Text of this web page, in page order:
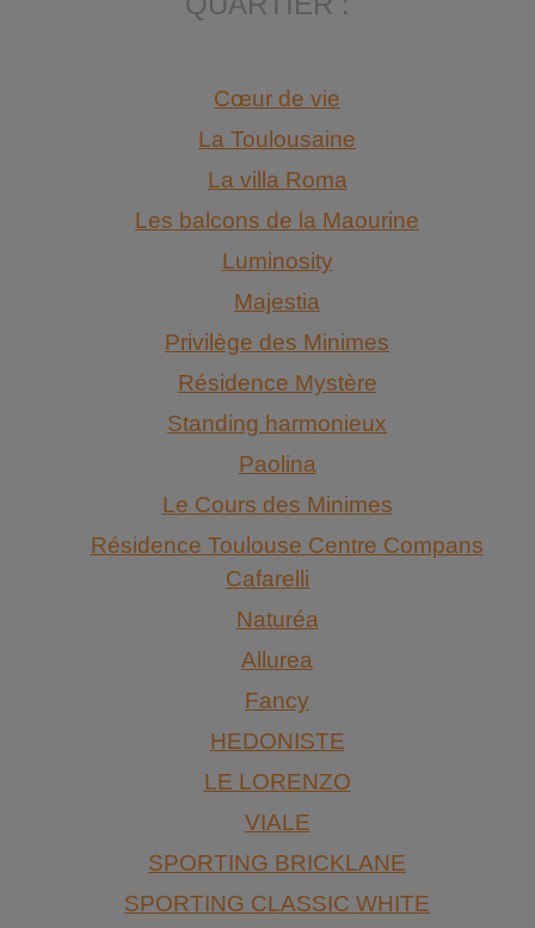
Cœur de vie
La Toulousaine
La villa Roma
Les balcons de la Maourine
Luminosity
Majestia
Privilège des Minimes
Résidence Mystère
Standing harmonieux
Paolina
Le Cours des Minimes
Résidence Toulouse Centre Compans
Cafarelli
Naturéa
Allurea
Fancy
HEDONISTE
LE LORENZO
VIALE
SPORTING BRICKLANE
SPORTING CLASSIC WHITE